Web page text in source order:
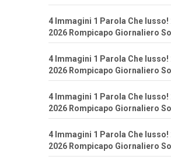
4 Immagini 1 Parola Che lusso!
2026 Rompicapo Giornaliero
4 Immagini 1 Parola Che lusso!
2026 Rompicapo Giornaliero
4 Immagini 1 Parola Che lusso!
2026 Rompicapo Giornaliero
4 Immagini 1 Parola Che lusso!
2026 Rompicapo Giornaliero